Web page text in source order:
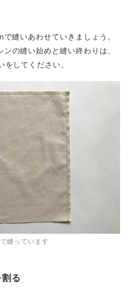
縫いあわせていきましょう。
の縫い始めと縫い終わりは、
してください。
縫っています
る